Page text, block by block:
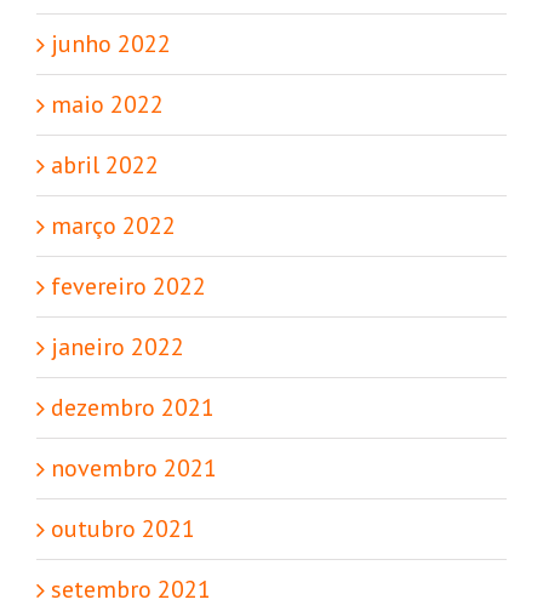
junho 2022
maio 2022
abril 2022
março 2022
fevereiro 2022
janeiro 2022
dezembro 2021
novembro 2021
outubro 2021
setembro 2021